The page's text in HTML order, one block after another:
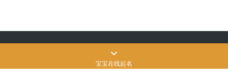
Copyright © 飒飒宠物生活 版权所有SiteMap网站地图苏ICP备2022024906
号-3
宝宝在线起名